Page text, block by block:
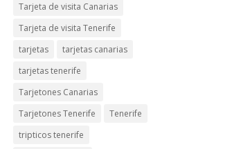
Tarjeta de visita Canarias
Tarjeta de visita Tenerife
tarjetas
tarjetas canarias
tarjetas tenerife
Tarjetones Canarias
Tarjetones Tenerife
Tenerife
tripticos tenerife